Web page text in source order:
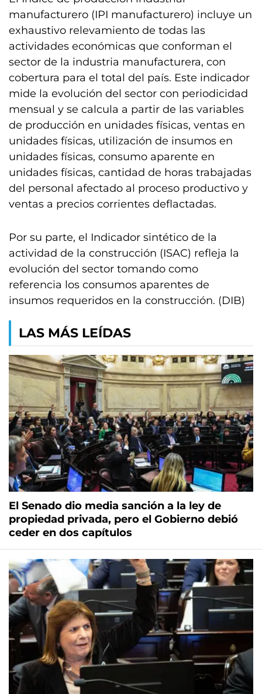
manufacturero (IPI manufacturero) incluye un
exhaustivo relevamiento de todas las
actividades económicas que conforman el
sector de la industria manufacturera, con
cobertura para el total del país. Este indicador
mide la evolución del sector con periodicidad
mensual y se calcula a partir de las variables
de producción en unidades físicas, ventas en
unidades físicas, utilización de insumos en
unidades físicas, consumo aparente en
unidades físicas, cantidad de horas trabajadas
del personal afectado al proceso productivo y
ventas a precios corrientes deflactadas.
Por su parte, el Indicador sintético de la
actividad de la construcción (ISAC) refleja la
evolución del sector tomando como
referencia los consumos aparentes de
insumos requeridos en la construcción. (DIB)
LAS MÁS LEÍDAS
El Senado dio media sanción a la ley de
propiedad privada, pero el Gobierno debió
ceder en dos capítulos